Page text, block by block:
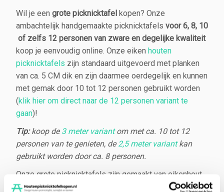
Wil je een grote picknicktafel kopen? Onze
ambachtelijk handgemaakte picknicktafels voor 6, 8, 10
of zelfs 12 personen van zware en degelijke kwaliteit
koop je eenvoudig online. Onze eiken houten
picknicktafels zijn standaard uitgevoerd met planken
van ca. 5 CM dik en zijn daarmee oerdegelijk en kunnen
met gemak door 10 tot 12 personen gebruikt worden
(klik hier om direct naar de 12 personen variant te
gaan)!
Tip:koop de3 meter variantom met ca. 10 tot 12
personen van te genieten, de2,5 meter variantkan
gebruikt worden door ca. 8 personen.
Onze grote picknicktafels zijn gemaakt van eikenhout.
Het hout bewerken wij in onze traditionele zagerij tot